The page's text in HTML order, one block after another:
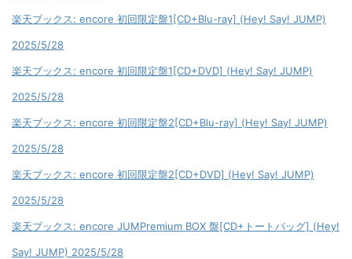
楽天ブックス: encore 初回限定盤1[CD+Blu-ray] (Hey! Say! JUMP)
2025/5/28
楽天ブックス: encore 初回限定盤1[CD+DVD] (Hey! Say! JUMP)
2025/5/28
楽天ブックス: encore 初回限定盤2[CD+Blu-ray] (Hey! Say! JUMP)
2025/5/28
楽天ブックス: encore 初回限定盤2[CD+DVD] (Hey! Say! JUMP)
2025/5/28
楽天ブックス: encore JUMPremium BOX 盤[CD+トートバッグ] (Hey!
Say! JUMP) 2025/5/28